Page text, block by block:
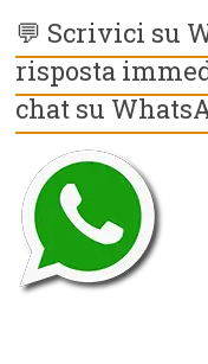
💬 Scrivici su
risposta
chat su